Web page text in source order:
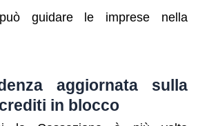
guidare le imprese nella
aggiornata sulla
in blocco